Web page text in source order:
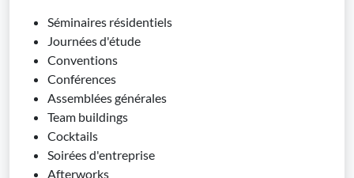
Séminaires résidentiels
Journées d'étude
Conventions
Conférences
Assemblées générales
Team buildings
Cocktails
Soirées d'entreprise
Afterworks